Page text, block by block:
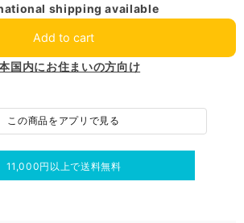
shipping available
Add to cart
国内にお住まいの方向け
この商品をアプリで見る
11,000円以上で送料無料